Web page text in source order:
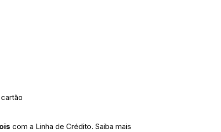
com a Linha de Crédito. Saiba mais